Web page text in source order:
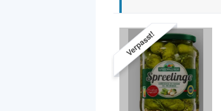
Verpasst!